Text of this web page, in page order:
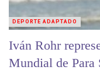
Iván Rohr
Mundial de
DEPORTE ADAPTADO